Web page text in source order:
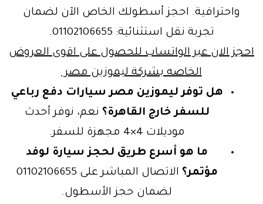
واحترافية. احجز أسطولك الخاص الآن لضمان
تجربة نقل استثنائية: 01102106655.
الان عبر الواتساب للحصول على اقوى العروض
الخاصه بشركة ليموزين مصر
هل توفر ليموزين مصر سيارات دفع رباعي
للسفر خارج القاهرة؟نعم، نوفر أحدث
موديلات 4×4 مجهزة للسفر.
ما هو أسرع طريق لحجز سيارة لوفد
مؤتمر؟
الاتصال المباشر على 01102106655
لضمان حجز الأسطول.